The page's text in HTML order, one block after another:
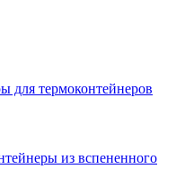
для термоконтейнеров
из вспененного